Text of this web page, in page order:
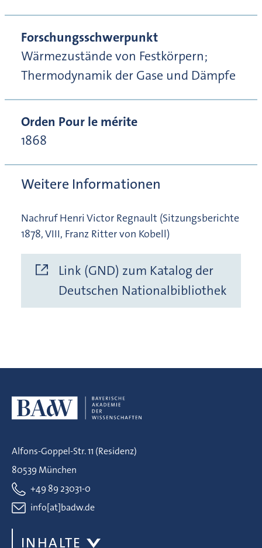
Forschungsschwerpunkt
Wärmezustände von Festkörpern;
Thermodynamik der Gase und Dämpfe
Orden Pour le mérite
1868
Weitere Informationen
Nachruf Henri Victor Regnault (Sitzungsberichte
1878, VIII, Franz Ritter von Kobell)
Link (GND) zum Katalog der
Deutschen Nationalbibliothek
Alfons-Goppel-Str. 11 (Residenz)
80539 München
+49 89 23031-0
info[at]badw.de
INHALTE